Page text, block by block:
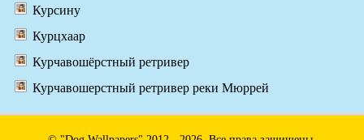
Курсину
Курцхаар
Курчавошёрстный ретривер
Курчавошерстный ретривер реки Мюррей